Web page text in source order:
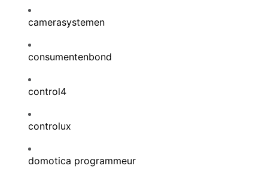
camerasystemen
consumentenbond
control4
controlux
domotica programmeur